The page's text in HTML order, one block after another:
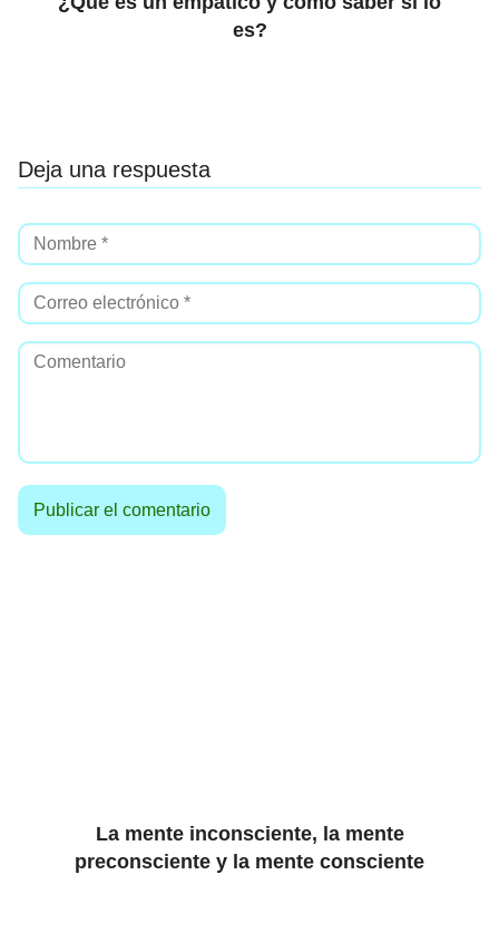
es?
Deja una respuesta
La mente inconsciente, la mente
preconsciente y la mente consciente